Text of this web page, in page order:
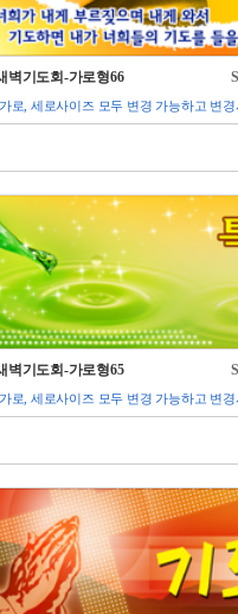
벽기도회-가로형66
로, 세로사이즈 모두 변경 가능하고 변
벽기도회-가로형65
로, 세로사이즈 모두 변경 가능하고 변